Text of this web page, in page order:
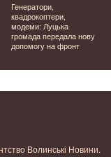
Генератори,
квадрокоптери,
модеми: Луцька
громада передала нову
допомогу на фронт
Волинські Новини.